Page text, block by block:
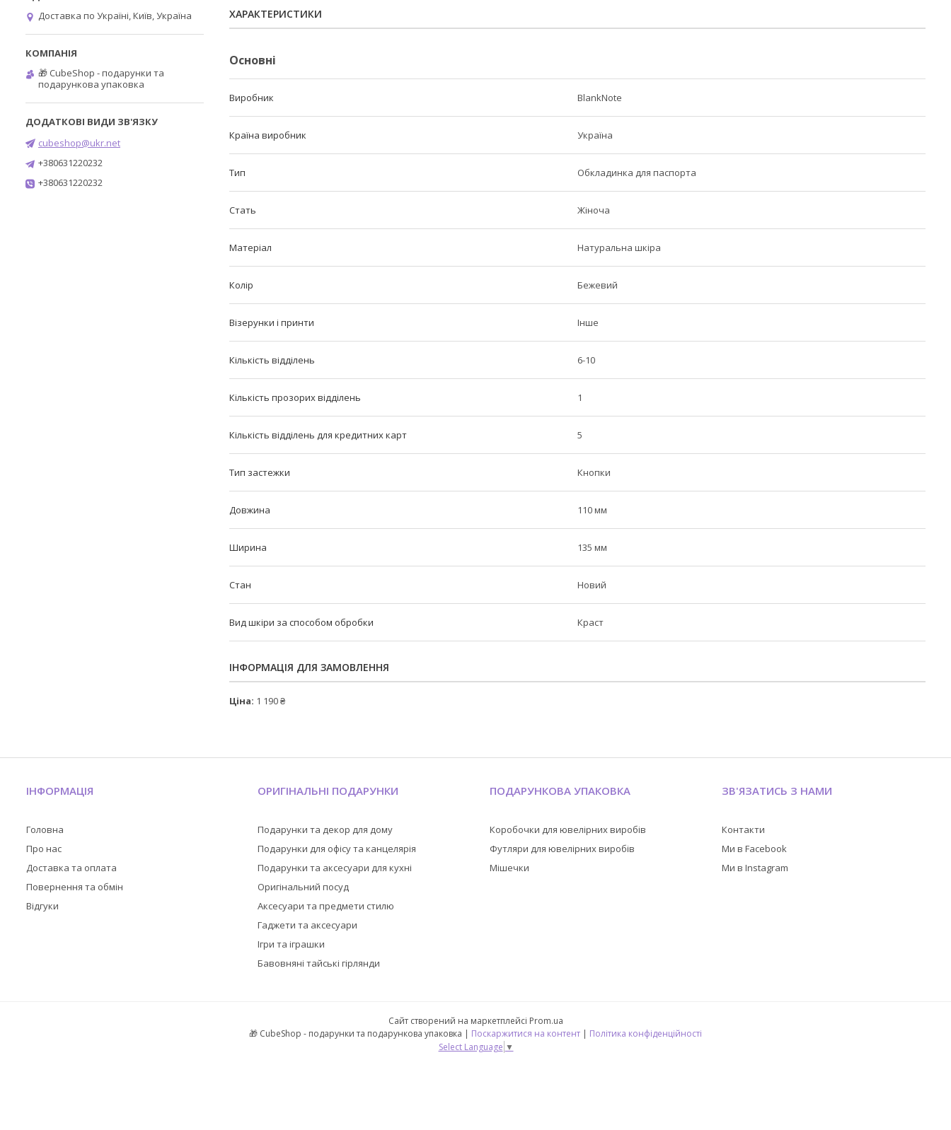
ХАРАКТЕРИСТИКИ
Основні
Виробник BlankNote
Країна виробник Україна
Тип Обкладинка для паспорта
Стать Жіноча
Матеріал Натуральна шкіра
Колір Бежевий
Візерунки і принти Інше
Кількість відділень 6-10
Кількість прозорих відділень 1
Кількість відділень для кредитних карт 5
Тип застежки Кнопки
Довжина 110 мм
Ширина 135 мм
Стан Новий
Вид шкіри за способом обробки Краст
ІНФОРМАЦІЯ ДЛЯ ЗАМОВЛЕННЯ
Ціна: 1 190 ₴
Доставка по Україні, Київ, Україна
🎁 CubeShop - подарунки та
подарункова упаковка
cubeshop@ukr.net
+380631220232
+380631220232
ІНФОРМАЦІЯ
Головна
Про нас
Доставка та оплата
Повернення та обмін
Відгуки
ОРИГІНАЛЬНІ ПОДАРУНКИ
Подарунки та декор для дому
Подарунки для офісу та канцелярія
Подарунки та аксесуари для кухні
Оригінальний посуд
Аксесуари та предмети стилю
Гаджети та аксесуари
Ігри та іграшки
Бавовняні тайські гірлянди
ПОДАРУНКОВА УПАКОВКА
Коробочки для ювелірних виробів
Футляри для ювелірних виробів
Мішечки
ЗВ'ЯЗАТИСЬ З НАМИ
Контакти
Ми в Facebook
Ми в Instagram
Сайт створений на маркетплейсі Prom.ua
🎁 CubeShop - подарунки та подарункова упаковка | Поскаржитися на контент | Політика конфіденційності
Select Language ▼